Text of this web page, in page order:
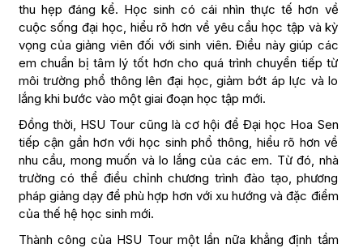
thu hẹp đáng kể. Học sinh có cái nhìn thực tế hơn về
cuộc sống đại học, hiểu rõ hơn về yêu cầu học tập và kỳ
vọng của giảng viên đối với sinh viên. Điều này giúp các
em chuẩn bị tâm lý tốt hơn cho quá trình chuyển tiếp từ
môi trường phổ thông lên đại học, giảm bớt áp lực và lo
lắng khi bước vào một giai đoạn học tập mới.
Đồng thời, HSU Tour cũng là cơ hội để Đại học Hoa Sen
tiếp cận gần hơn với học sinh phổ thông, hiểu rõ hơn về
nhu cầu, mong muốn và lo lắng của các em. Từ đó, nhà
trường có thể điều chỉnh chương trình đào tạo, phương
pháp giảng dạy để phù hợp hơn với xu hướng và đặc điểm
của thế hệ học sinh mới.
Thành công của HSU Tour một lần nữa khẳng định tầm